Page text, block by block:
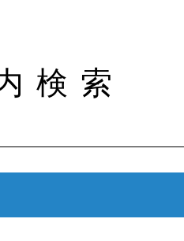
検索